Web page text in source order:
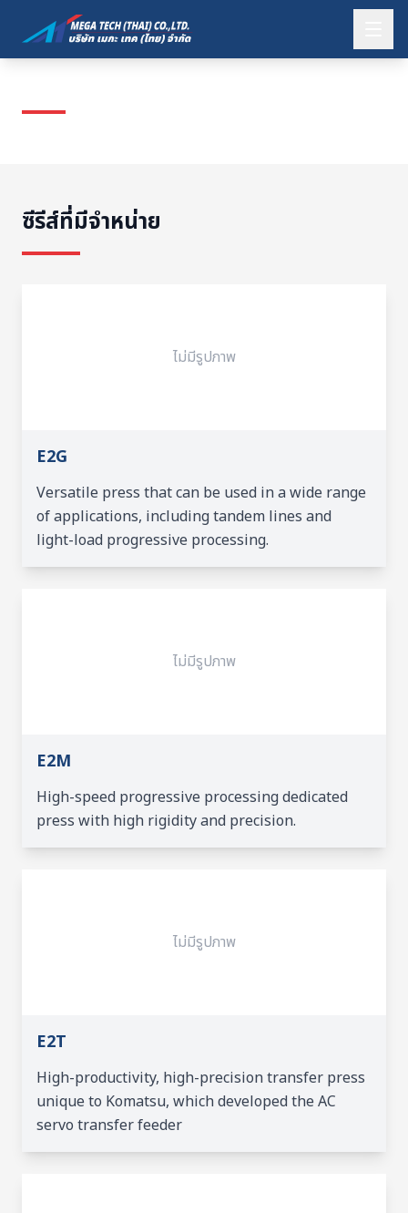
ซีรีส์ที่มีจำหน่าย
ไม่มีรูปภาพ
E2G
Versatile press that can be used in a wide range
of applications, including tandem lines and
light-load progressive processing.
ไม่มีรูปภาพ
E2M
High-speed progressive processing dedicated
press with high rigidity and precision.
ไม่มีรูปภาพ
E2T
High-productivity, high-precision transfer press
unique to Komatsu, which developed the AC
servo transfer feeder